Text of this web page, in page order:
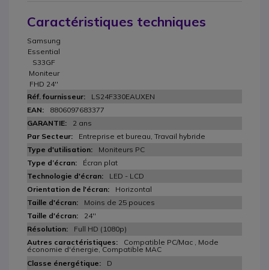
Caractéristiques techniques
Samsung
Essential
S33GF
Moniteur
FHD 24''
LS24F330EAUXEN
8806097683377
2 ans
Entreprise et bureau, Travail hybride
Moniteurs PC
Écran plat
LED - LCD
Horizontal
Moins de 25 pouces
24''
Full HD (1080p)
Compatible PC/Mac , Mode
économie d'énergie, Compatible MAC
D